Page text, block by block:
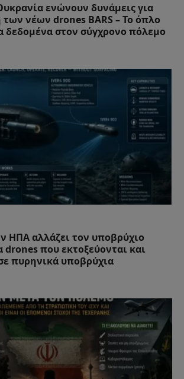
ενώνουν δυνάμεις για
νέων drones BARS – Το όπλο
δεδομένα στον σύγχρονο πόλεμο
ΗΠΑ αλλάζει τον υποβρύχιο
drones που εκτοξεύονται και
πυρηνικά υποβρύχια